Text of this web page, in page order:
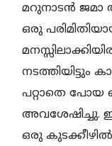
മറുനാടന്‍ ജമാ
ഒരു
നടത്തിയിട്ടും
പറ്റാതെ പോയ
അവശേഷിച്ചു.
ഒരു